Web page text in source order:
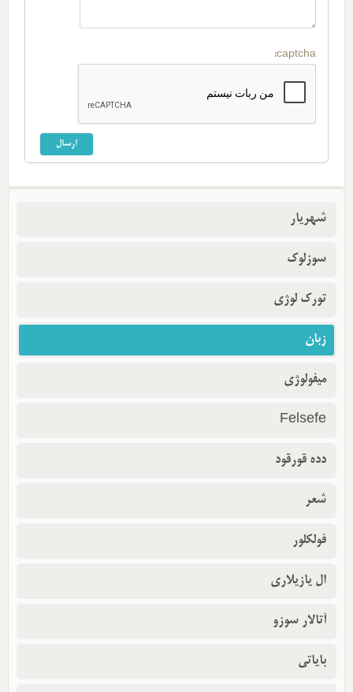
captcha:
شهریار
سوزلوک
تورک لوژی
زبان
میفولوژی
Felsefe
دده قورقود
شعر
فولکلور
ال یازیلاری
آتالار سوزو
بایاتی